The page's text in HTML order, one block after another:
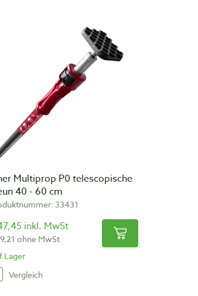
Multiprop P0 telescopische
40 - 60 cm
33431
inkl. MwSt
ohne MwSt
Lager
Vergleich